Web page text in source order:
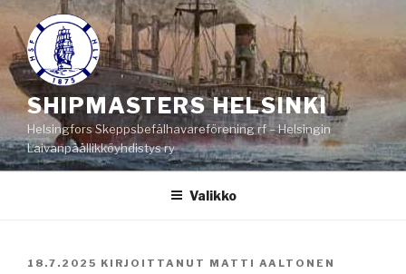
Siirry
sisältöön
SHIPMASTERS HELSINKI
Helsingfors Skeppsbefälhavareförening rf – Helsingin
Laivanpäällikköyhdistys ry
Valikko
JULKAISTU
18.7.2025 KIRJOITTANUT MATTI AALTONEN